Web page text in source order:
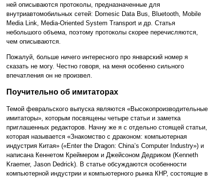
ней описываются протоколы, предназначенные для
внутриавтомобильных сетей: Domesic Data Bus, Bluetooth, Mobile
Media Link, Media-Oriented System Transport и др. Статья
небольшого объема, поэтому протоколы скорее перечисляются,
чем описываются.
Пожалуй, больше ничего интересного про январский номер я
сказать не могу. Честно говоря, на меня особенно сильного
впечатления он не произвел.
Поучительно об имитаторах
Темой февральского выпуска являются «Высокопроизводительные
имитаторы», которым посвящены четыре статьи и заметка
приглашенных редакторов. Начну же я с отдельно стоящей статьи,
которая называется «Знакомство с драконом: компьютерная
индустрия Китая» («Enter the Dragon: China’s Computer Industry») и
написана Кеннетом Креймером и Джейсоном Дедриком (Kenneth
Kraemer, Jason Dedrick). В статье обсуждаются особенности
компьютерной индустрии и компьютерного рынка КНР, состоящие в